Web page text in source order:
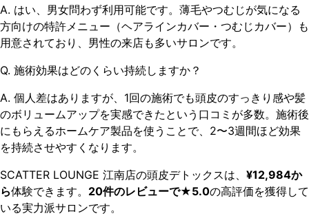
A. はい、男女問わず利用可能です。薄毛やつむじが気になる
方向けの特許メニュー（ヘアラインカバー・つむじカバー）も
用意されており、男性の来店も多いサロンです。
Q. 施術効果はどのくらい持続しますか？
A. 個人差はありますが、1回の施術でも頭皮のすっきり感や髪
のボリュームアップを実感できたという口コミが多数。施術後
にもらえるホームケア製品を使うことで、2〜3週間ほど効果
を持続させやすくなります。
SCATTER LOUNGE 江南店の頭皮デトックスは、 ¥12,984か
ら体験できます。 20件のレビューで★5.0の高評価を獲得して
いる実力派サロンです。